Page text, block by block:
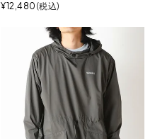
¥12,480 税込